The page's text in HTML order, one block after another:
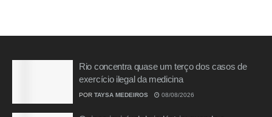
Rio concentra quase um terço dos casos de
exercício ilegal da medicina
POR TAYSA MEDEIROS 08/08/2026